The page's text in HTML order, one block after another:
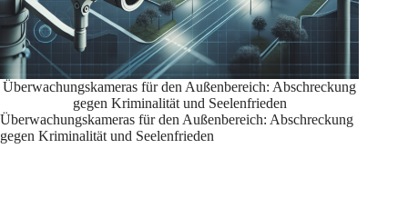
Überwachungskameras für den Außenbereich: Abschreckung
gegen Kriminalität und Seelenfrieden
Überwachungskameras für den Außenbereich: Abschreckung
gegen Kriminalität und Seelenfrieden